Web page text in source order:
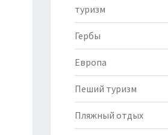
туризм
Гербы
Европа
Пеший туризм
Пляжный отдых